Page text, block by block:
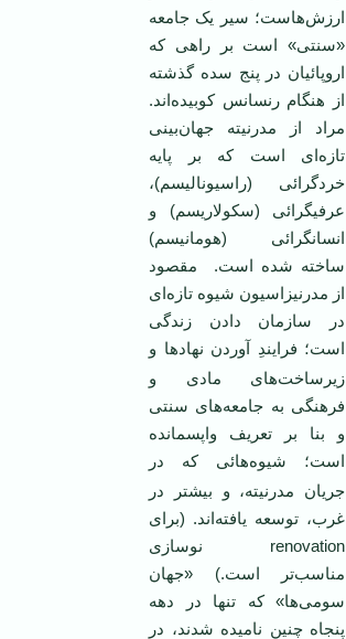
ارزش‌هاست؛ سير يک جامعه
«سنتی» است بر راهی که
اروپائيان در پنج سده گذشته
از هنگام رنسانس کوبيده‌اند.
مراد از مدرنيته جهان‌بينی
تازه‌ای است که بر پايه
خردگرائی (راسيوناليسم)،
عرفيگرائی (سکولاريسم) و
انسانگرائی (هومانيسم)
ساخته شده است. مقصود
از مدرنيزاسيون شيوه تازه‌ای
در سازمان دادن زندگی
است؛ فرايندِ آوردن نهادها و
زيرساخت‌های مادی و
فرهنگی به جامعه‌های سنتی
و بنا بر تعريف واپسمانده
است؛ شيوه‌هائی
که در
جريان مدرنيته، و بيشتر در
غرب، توسعه يافته‌اند. (برای
renovation نوسازی
مناسب‌تر است.) «جهان
سومی‌ها» که تنها در دهه
پنجاه چنين ناميده شدند، در